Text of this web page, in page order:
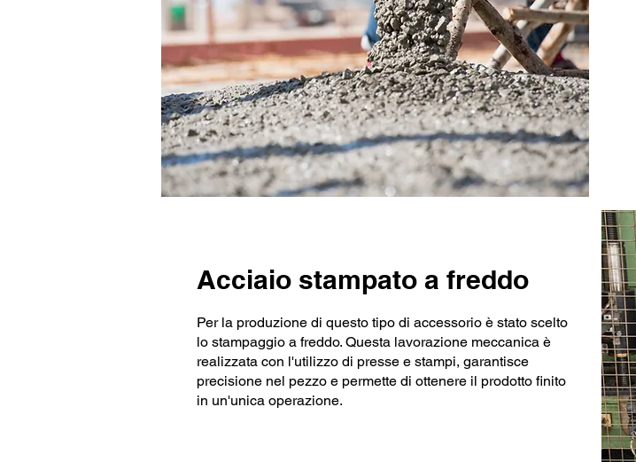
Acciaio stampato a freddo
Per la produzione di questo tipo di accessorio è stato scelto
lo stampaggio a freddo. Questa lavorazione meccanica è
realizzata con l'utilizzo di presse e stampi, garantisce
precisione nel pezzo e permette di ottenere il prodotto finito
in un'unica operazione.